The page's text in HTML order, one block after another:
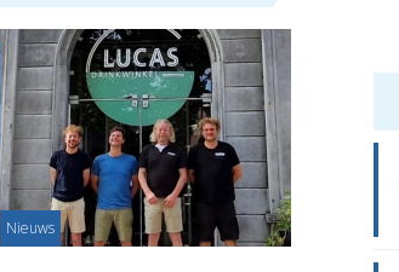
Nieuws